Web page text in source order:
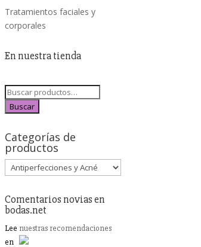
Tratamientos faciales y
corporales
En nuestra tienda
Buscar
Categorías de
productos
Comentarios novias en
bodas.net
Lee nuestras recomendaciones
en